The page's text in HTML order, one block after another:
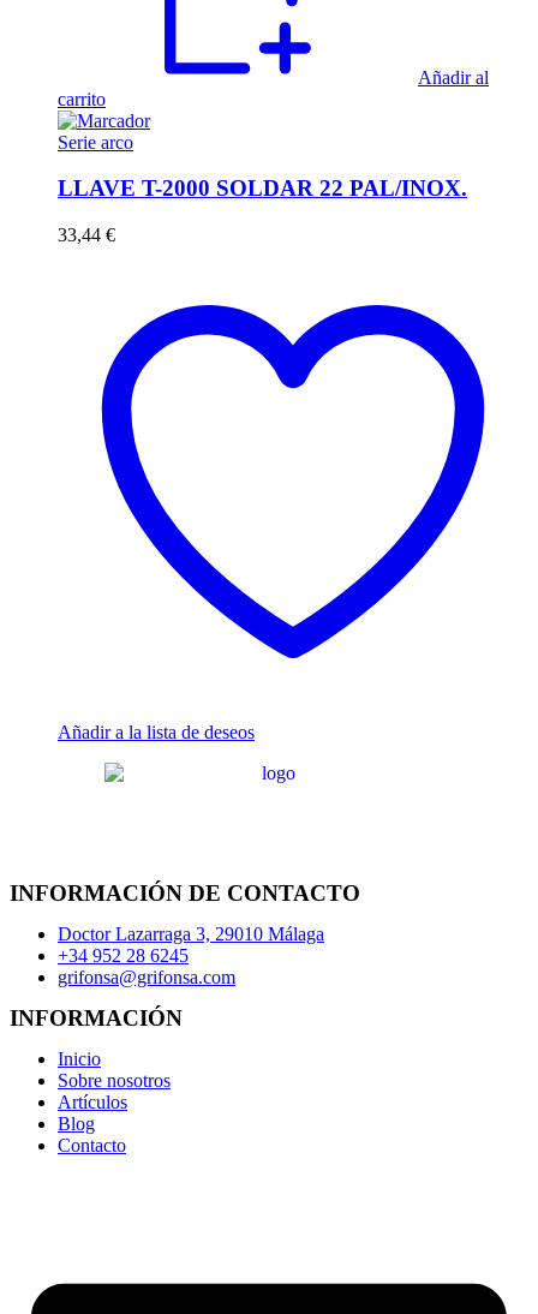
Añadir al
carrito
Serie arco
LLAVE T-2000 SOLDAR 22 PAL/INOX.
33,44 €
Añadir a la lista de deseos
INFORMACIÓN DE CONTACTO
Doctor Lazarraga 3, 29010 Málaga
+34 952 28 6245
grifonsa@grifonsa.com
INFORMACIÓN
Inicio
Sobre nosotros
Artículos
Blog
Contacto